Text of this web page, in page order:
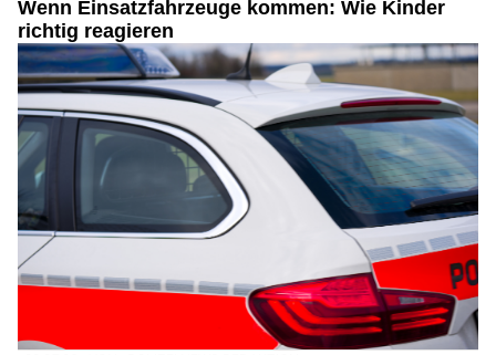
Wenn Einsatzfahrzeuge kommen: Wie Kinder
richtig reagieren